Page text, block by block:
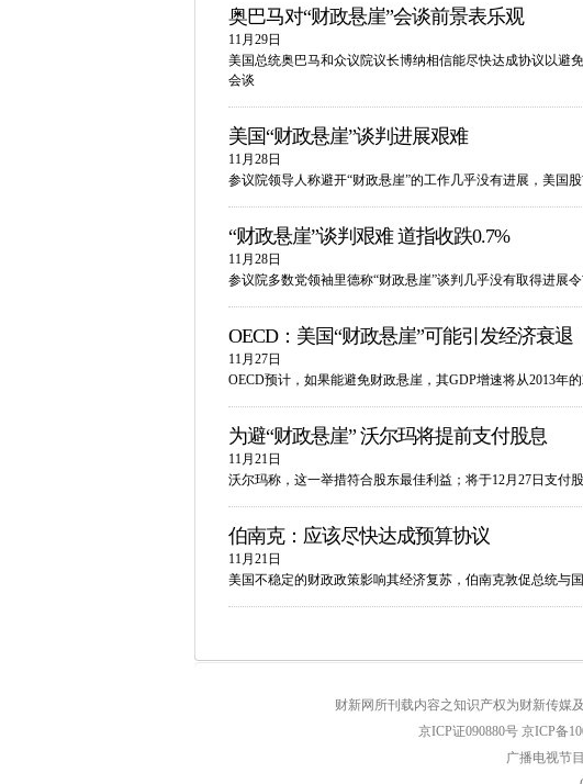
奥巴马对“财政悬崖”会谈前景表乐观
11月29日
美国总统奥巴马和众议院议长博纳相信能尽快达成协议以避
会谈
美国“财政悬崖”谈判进展艰难
11月28日
参议院领导人称避开“财政悬崖”的工作几乎没有进展，美国
“财政悬崖”谈判艰难 道指收跌0.7%
11月28日
参议院多数党领袖里德称“财政悬崖”谈判几乎没有取得进展
OECD：美国“财政悬崖”可能引发经济衰退
11月27日
OECD预计，如果能避免财政悬崖，其GDP增速将从2013年
为避“财政悬崖” 沃尔玛将提前支付股息
11月21日
沃尔玛称，这一举措符合股东最佳利益；将于12月27日支付
伯南克：应该尽快达成预算协议
11月21日
美国不稳定的财政政策影响其经济复苏，伯南克敦促总统与
财新网所刊载内容之知识产权为财新传媒
京ICP证090880号 京ICP备
广播电视节